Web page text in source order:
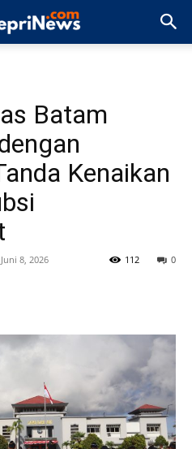
Batam
Kenaikan
Juni 8, 2026 0
112